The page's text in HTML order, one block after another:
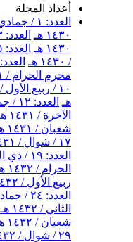
أعداد المجلة
العدد: ١ / جمادي الآخرة / ١٤٣٠ هـ
١٤٣٠ هـ
العدد: ٣ / شعبان / ١٤٣٠ هـ
١٤٣٠ هـ
العدد: ٥ / شوال / ١٤٣٠ هـ
/ ١٤٣٠ هـ
العدد: ٧ / ذي الحجة / ١٤٣٠ هـ
محرم الحرام / ١٤٣١ هـ
١٠ / ربيع الأول / ١٤٣١ هـ
هـ العدد: ١٢ / جمادي الأول / ١٤٣١ هـ
الآخرة / ١٤٣١ هـ
شعبان / ١٤٣١ هـ
١٧ / شوال / ١٤٣١ هـ
العدد: ١٩ / ذي الحجة / ١٤٣١ هـ
الحرام / ١٤٣٢ هـ
ربيع الأول / ١٤٣٢ هـ
العدد: ٢٤ / جمادي الأول / ١٤٣٢ هـ
الثاني / ١٤٣٢ هـ
شعبان / ١٤٣٢ هـ
٢٩ / شوال / ١٤٣٢ هـ